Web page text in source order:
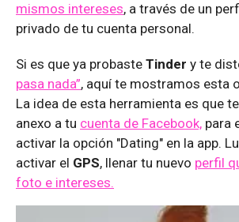
mismos intereses, a través de un
privado de tu cuenta personal.
Si es que ya probaste Tinder y te
pasa nada”, aquí te mostramos esta
La idea de esta herramienta es que
anexo a tu cuenta de Facebook, para
activar la opción "Dating" en la app.
activar el GPS, llenar tu nuevo perfil
foto e intereses.